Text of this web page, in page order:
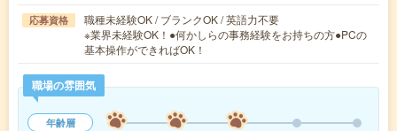
応募資格
職種未経験OK / ブランクOK / 英語力不要
※業界未経験OK！●何かしらの事務経験をお持ちの方●PCの
基本操作ができればOK！
職場の雰囲気
年齢層